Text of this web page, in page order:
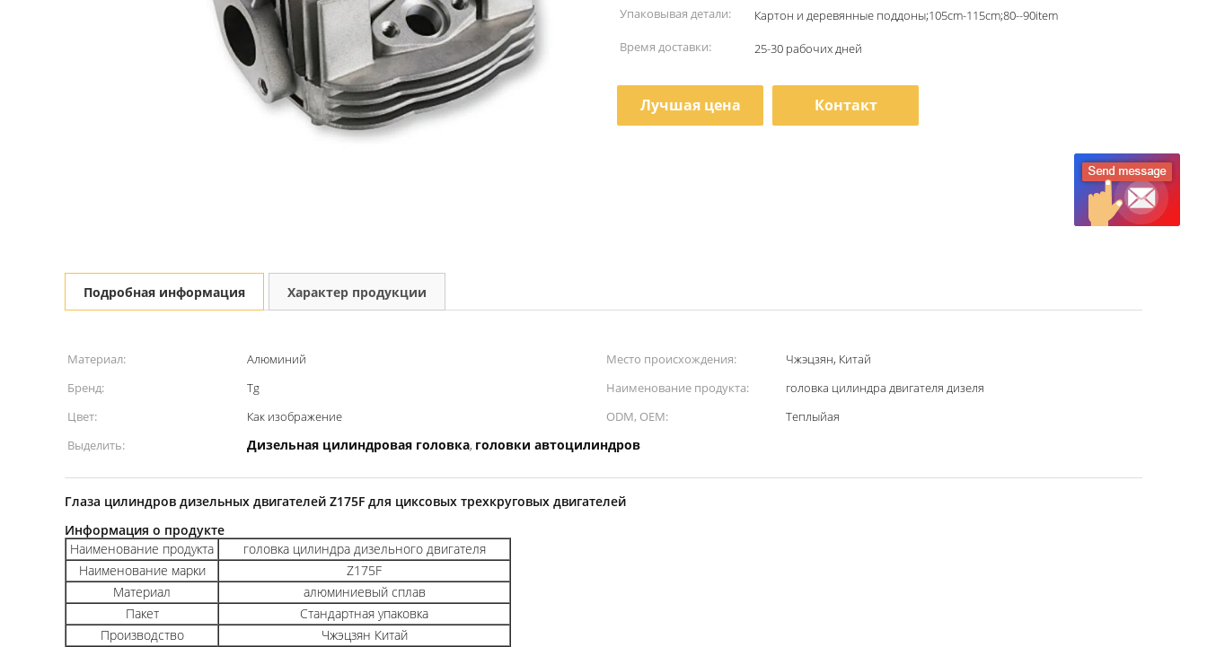
Упаковывая детали:
Картон и деревянные поддоны;105cm-115cm;80--90item
Время доставки:
25-30 рабочих дней
Лучшая цена Контакт
Подробная информация Характер продукции
Материал: Алюминий Место происхождения:
Чжэцзян, Китай
Бренд:
Tg Наименование продукта:
головка цилиндра двигателя дизеля
Цвет:
Как изображение ODM, OEM:
Теплыйая
Выделить:
Дизельная цилиндровая головка, головки автоцилиндров
Глаза цилиндров дизельных двигателей Z175F для циксовых трехкруговых двигателей
Информация о продукте
Наименование продукта
головка цилиндра дизельного двигателя
Наименование марки
Z175F
Материал
алюминиевый сплав
Пакет
Стандартная упаковка
Производство
Чжэцзян Китай